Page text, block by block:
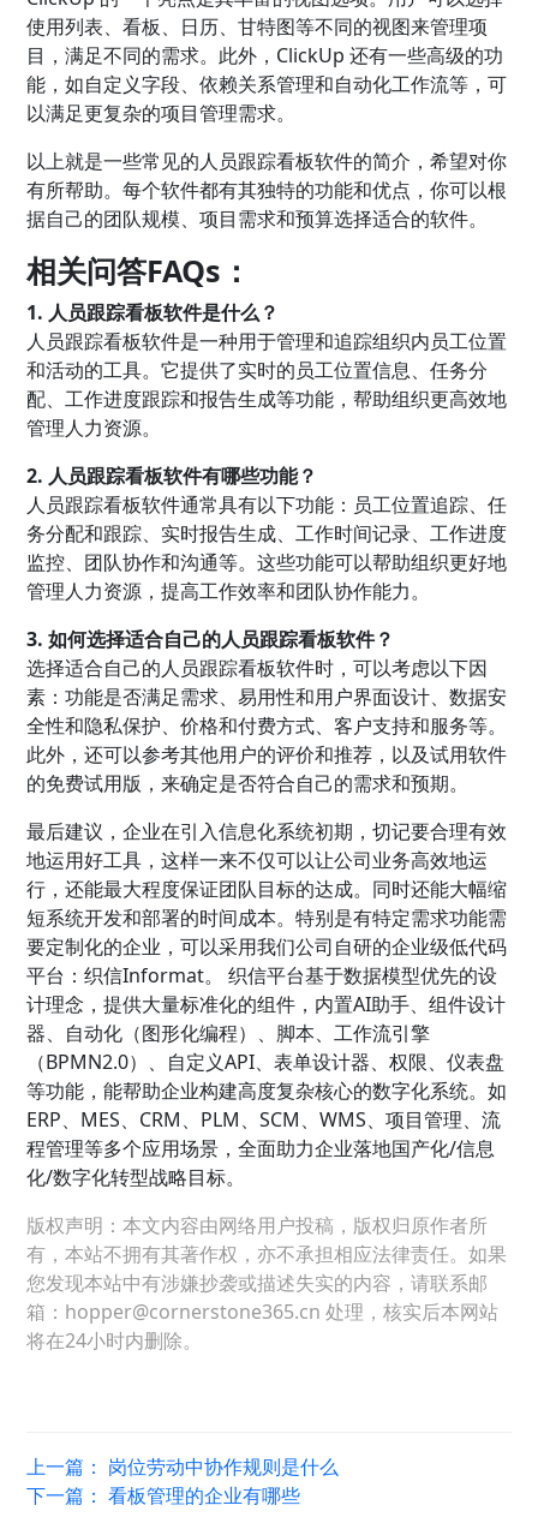
使用列表、看板、日历、甘特图等不同的视图来管理项
目，满足不同的需求。此外，ClickUp 还有一些高级的功
能，如自定义字段、依赖关系管理和自动化工作流等，可
以满足更复杂的项目管理需求。
以上就是一些常见的人员跟踪看板软件的简介，希望对你
有所帮助。每个软件都有其独特的功能和优点，你可以根
据自己的团队规模、项目需求和预算选择适合的软件。
相关问答FAQs：
1. 人员跟踪看板软件是什么？
人员跟踪看板软件是一种用于管理和追踪组织内员工位置
和活动的工具。它提供了实时的员工位置信息、任务分
配、工作进度跟踪和报告生成等功能，帮助组织更高效地
管理人力资源。
2. 人员跟踪看板软件有哪些功能？
人员跟踪看板软件通常具有以下功能：员工位置追踪、任
务分配和跟踪、实时报告生成、工作时间记录、工作进度
监控、团队协作和沟通等。这些功能可以帮助组织更好地
管理人力资源，提高工作效率和团队协作能力。
3. 如何选择适合自己的人员跟踪看板软件？
选择适合自己的人员跟踪看板软件时，可以考虑以下因
素：功能是否满足需求、易用性和用户界面设计、数据安
全性和隐私保护、价格和付费方式、客户支持和服务等。
此外，还可以参考其他用户的评价和推荐，以及试用软件
的免费试用版，来确定是否符合自己的需求和预期。
最后建议，企业在引入信息化系统初期，切记要合理有效
地运用好工具，这样一来不仅可以让公司业务高效地运
行，还能最大程度保证团队目标的达成。同时还能大幅缩
短系统开发和部署的时间成本。特别是有特定需求功能需
要定制化的企业，可以采用我们公司自研的企业级低代码
平台：织信Informat。 织信平台基于数据模型优先的设
计理念，提供大量标准化的组件，内置AI助手、组件设计
器、自动化（图形化编程）、脚本、工作流引擎
（BPMN2.0）、自定义API、表单设计器、权限、仪表盘
等功能，能帮助企业构建高度复杂核心的数字化系统。如
ERP、MES、CRM、PLM、SCM、WMS、项目管理、流
程管理等多个应用场景，全面助力企业落地国产化/信息
化/数字化转型战略目标。
版权声明：本文内容由网络用户投稿，版权归原作者所
有，本站不拥有其著作权，亦不承担相应法律责任。如果
您发现本站中有涉嫌抄袭或描述失实的内容，请联系邮
箱：hopper@cornerstone365.cn 处理，核实后本网站
将在24小时内删除。
上一篇： 岗位劳动中协作规则是什么
下一篇：看板管理的企业有哪些